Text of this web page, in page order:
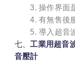
3. 操作界面
4. 有無售後
5. 導入超音
七、工業用超音
音壓計